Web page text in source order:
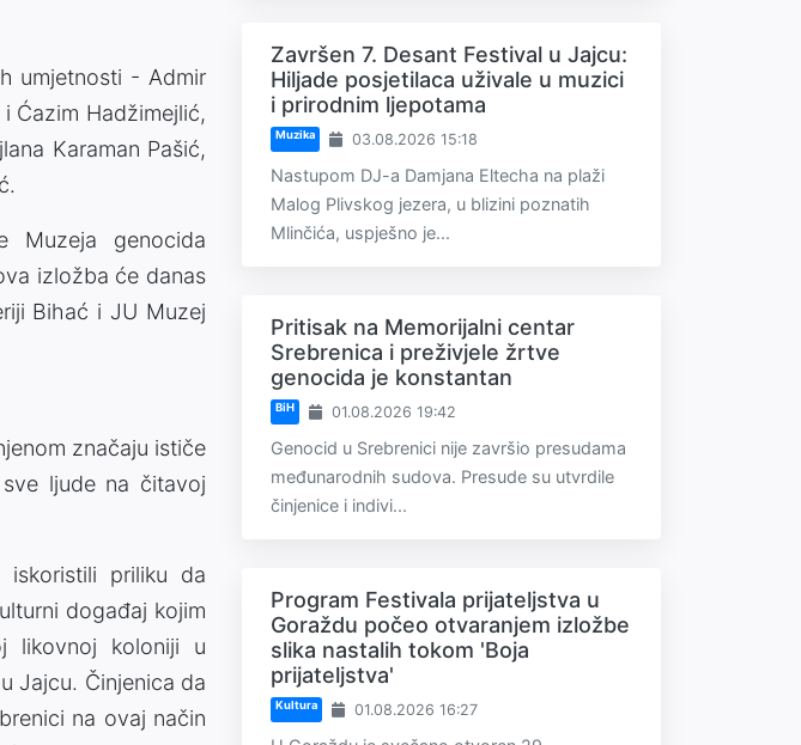
umjetnosti - Admir
Ćazim Hadžimejlić,
Karaman Pašić,
Muzeja genocida
izložba će danas
Bihać i JU Muzej
značaju ističe
ljude na čitavoj
priliku da
događaj kojim
likovnoj koloniji u
Jajcu. Činjenica da
na ovaj način
Završen 7. Desant Festival u Jajcu:
Hiljade posjetilaca uživale u muzici
i prirodnim ljepotama
Muzika 03.08.2026 15:18
Nastupom DJ-a Damjana Eltecha na plaži
Malog Plivskog jezera, u blizini poznatih
Mlinčića, uspješno je...
Pritisak na Memorijalni centar
Srebrenica i preživjele žrtve
genocida je konstantan
BiH 01.08.2026 19:42
Genocid u Srebrenici nije završio presudama
međunarodnih sudova. Presude su utvrdile
činjenice i indivi...
Program Festivala prijateljstva u
Goraždu počeo otvaranjem izložbe
slika nastalih tokom 'Boja
prijateljstva'
Kultura 01.08.2026 16:27